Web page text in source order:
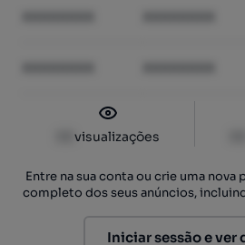
visualizações
Entre na sua conta ou crie uma nova
completo dos seus anúncios,
Iniciar sessão e ver